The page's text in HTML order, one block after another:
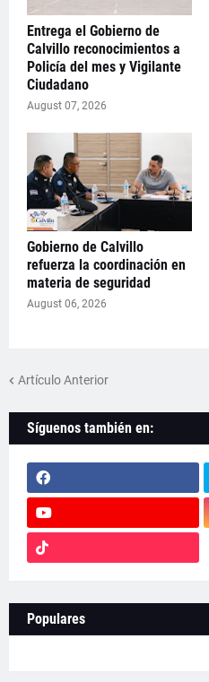
Entrega el Gobierno de
Calvillo reconocimientos a
Policía del mes y Vigilante
Ciudadano
August 07, 2026
Gobierno de Calvillo
refuerza la coordinación en
materia de seguridad
August 06, 2026
Artículo Anterior
Síguenos también en:
Populares